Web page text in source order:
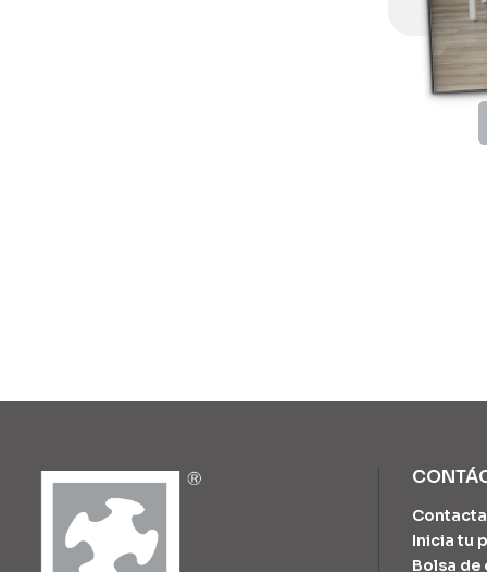
Inicia tu
Bolsa de